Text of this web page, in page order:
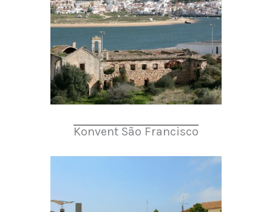
Konvent São Francisco